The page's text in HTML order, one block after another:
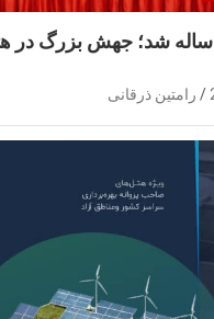
پارسیان ۲۶ ساله شد؛ جهش بزرگ
رامتین ذرقانی